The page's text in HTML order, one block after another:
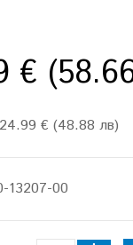
€
€ (48.88 лв)
13207-00